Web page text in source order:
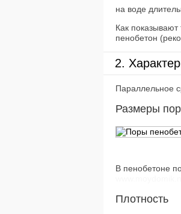
на воде
Как
пенобетон
2.
Параллельное
Размеры пор
В пенобетоне
Плотность